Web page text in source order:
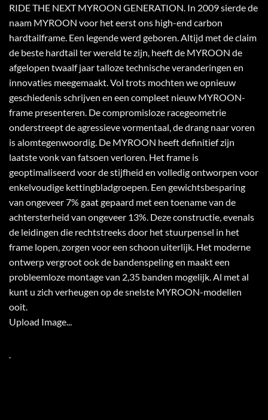
RIDE THE NEXT MYROON GENERATION. In 2009 sierde de
naam MYROON voor het eerst ons high-end carbon
hardtailframe. Een legende werd geboren. Altijd met de claim
de beste hardtail ter wereld te zijn, heeft de MYROON de
afgelopen twaalf jaar talloze technische veranderingen en
innovaties meegemaakt. Vol trots mochten we opnieuw
geschiedenis schrijven en een compleet nieuw MYROON-
frame presenteren. De compromisloze racegeometrie
onderstreept de agressieve vormentaal, de drang naar voren
is alomtegenwoordig. De MYROON heeft definitief zijn
laatste vonk van fatsoen verloren. Het frame is
geoptimaliseerd voor de stijfheid en volledig ontworpen voor
enkelvoudige kettingbladgroepen. Een gewichtsbesparing
van ongeveer 7% gaat gepaard met een toename van de
achtersterheid van ongeveer 13%. Deze constructie, evenals
de leidingen die rechtstreeks door het stuurpensel in het
frame lopen, zorgen voor een schoon uiterlijk. Het moderne
ontwerp vergroot ook de bandenspeling en maakt een
probleemloze montage van 2,35 banden mogelijk. Al met al
kunt u zich verheugen op de snelste MYROON-modellen
ooit.
Upload Image...
.